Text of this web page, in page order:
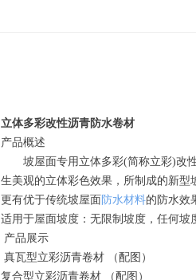
立体多彩改性沥青防水卷材
产品概述
坡屋面专用立体多彩(简称立彩)改性
生美观的立体彩色效果，所制成的新型
更有优于传统坡屋面 防水材料的防水效
适用于屋面坡度：无限制坡度，任何坡
产品展示
真瓦型立彩沥青卷材 （配图）
复合型立彩沥青卷材 （配图）